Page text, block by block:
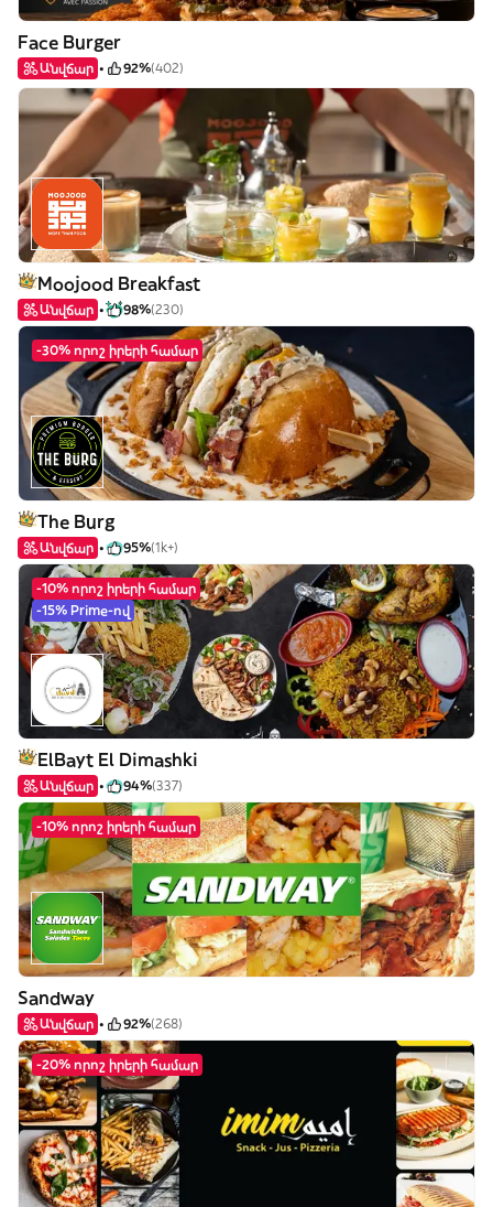
Face Burger
Անվճար 92%(402)
Moojood Breakfast
Անվճար 98%(230)
-30% որոշ իրերի համար
The Burg
Անվճար 95%(1k+)
-10% որոշ իրերի համար
-15% Prime-ով
ElBayt El Dimashki
Անվճար 94%(337)
-10% որոշ իրերի համար
Sandway
Անվճար 92%(268)
-20% որոշ իրերի համար